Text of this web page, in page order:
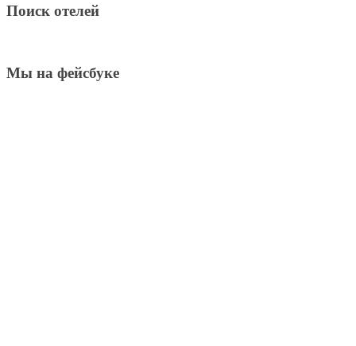
Поиск отелей
Мы на фейсбуке